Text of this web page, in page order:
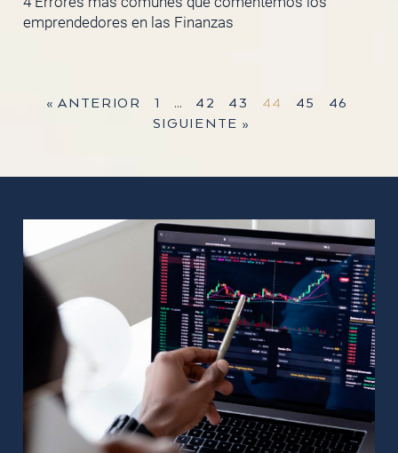
emprendedores en las Finanzas
« ANTERIOR 1 … 42 43 44 45
46
SIGUIENTE »